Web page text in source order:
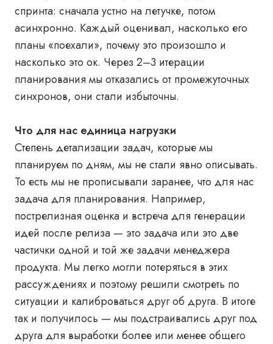
спринта: сначала устно на летучке, потом
асинхронно. Каждый оценивал, насколько его
планы «поехали», почему это произошло и
насколько это ок. Через 2–3 итерации
планирования мы отказались от промежуточных
синхронов, они стали избыточны.
Что для нас единица нагрузки
Степень детализации задач, которые мы
планируем по дням, мы не стали явно описывать.
То есть мы не прописывали заранее, что для нас
задача для планирования. Например,
пострелизная оценка и встреча для генерации
идей после релиза — это задача или это две
частички одной и той же задачи менеджера
продукта. Мы легко могли потеряться в этих
рассуждениях и поэтому решили смотреть по
ситуации и калиброваться друг об друга. В итоге
так и получилось — мы подстраивались друг под
друга для выработки более или менее общего